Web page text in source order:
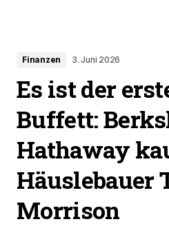
Finanzen 3. Juni 2026
Es ist der
Buffett:
Hathaway
Häuslebauer
Morrison